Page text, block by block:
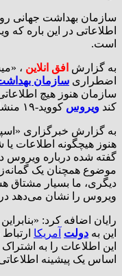
سازمان بهداشت جهانی
اطلاعاتی در این باره که
است.
به گزارش افق انلاین ،
اضطراری سازمان
سازمان هنوز هیچ
کند ویروس کووید-۱۹ منشأ طبیعی ندارد دریافت نکرده است.
به گزارش خبرگزاری
هنوز هیچگونه اطلاعات یا
گفته شده درباره ویروس
موضوع همچنان یک
دیگری، ما بسیار مشتاق
ویروس را نشان می‌دهد
رایان اضافه کرد:
این به دولت آمریکا
این اطلاعات را به
اساس یک پیشینه